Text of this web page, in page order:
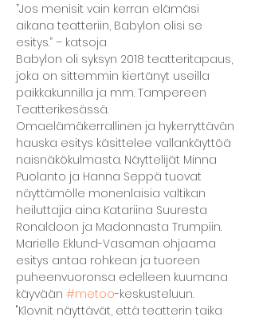
”Jos menisit vain kerran elämäsi
aikana teatteriin, Babylon olisi se
esitys.” – katsoja
Babylon oli syksyn 2018 teatteritapaus,
joka on sittemmin kiertänyt useilla
paikkakunnilla ja mm. Tampereen
Teatterikesässä.
Omaelämäkerrallinen ja hykerryttävän
hauska esitys käsittelee vallankäyttöä
naisnäkökulmasta. Näyttelijät Minna
Puolanto ja Hanna Seppä tuovat
näyttämölle monenlaisia valtikan
heiluttajia aina Katariina Suuresta
Ronaldoon ja Madonnasta Trumpiin.
Marielle Eklund-Vasaman ohjaama
esitys antaa rohkean ja tuoreen
puheenvuoronsa edelleen kuumana
käyvään #metoo-keskusteluun.
"Klovnit näyttävät, että teatterin taika